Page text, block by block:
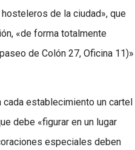
de la ciudad», que
«de forma totalmente
de Colón 27, Oficina 11)»
establecimiento un cartel
debe «figurar en un lugar
especiales deben